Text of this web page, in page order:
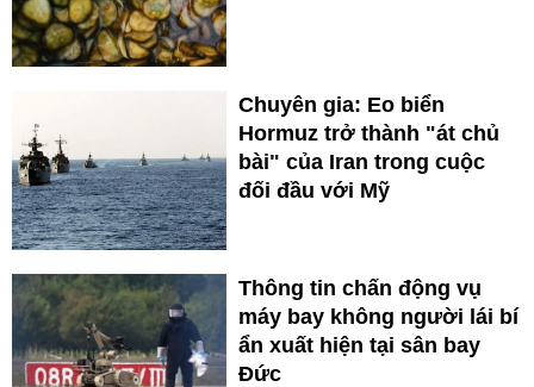
Chuyên gia: Eo biển
Hormuz trở thành "át chủ
bài" của Iran trong cuộc
đối đầu với Mỹ
Thông tin chấn động vụ
máy bay không người lái bí
ẩn xuất hiện tại sân bay
Đức